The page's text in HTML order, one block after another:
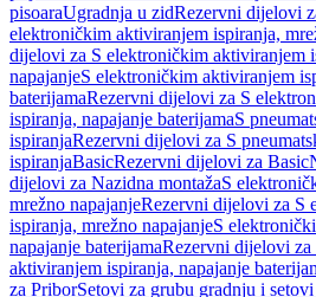
pisoaraUgradnja u zidRezervni dijelovi
elektroničkim aktiviranjem ispiranja,
dijelovi za S elektroničkim aktiviranjem
napajanjeS elektroničkim aktiviranjem
baterijamaRezervni dijelovi za S
ispiranja, napajanje baterijamaS
ispiranjaRezervni dijelovi za S
ispiranjaBasicRezervni dijelovi za Basic
dijelovi za Nazidna montažaS
mrežno napajanjeRezervni dijelovi za S
ispiranja, mrežno napajanjeS
napajanje baterijamaRezervni dijelovi
aktiviranjem ispiranja, napajanje
za PriborSetovi za grubu gradnju i setovi